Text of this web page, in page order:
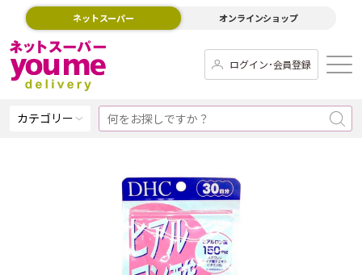
ネットスーパー オンラインショップ
ログイン･会員登録
カテゴリー